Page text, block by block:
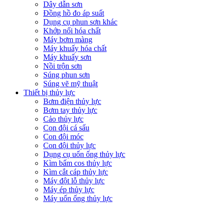
Dây dẫn sơn
Đồng hồ đo áp suất
Dụng cụ phun sơn khác
Khớp nối hóa chất
Máy bơm màng
Máy khuấy hóa chất
Máy khuấy sơn
Nồi trộn sơn
Súng phun sơn
Súng vẽ mỹ thuật
Thiết bị thủy lực
Bơm điện thủy lực
Bơm tay thủy lực
Cảo thủy lực
Con đội cá sấu
Con đội móc
Con đội thủy lực
Dụng cụ uốn ống thủy lực
Kìm bấm cos thủy lực
Kìm cắt cáp thủy lực
Máy đột lỗ thủy lực
Máy ép thủy lực
Máy uốn ống thủy lực